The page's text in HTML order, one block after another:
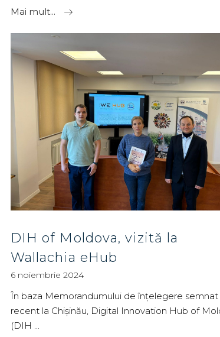
Mai mult...
DIH of Moldova, vizită la
Wallachia eHub
6 noiembrie 2024
În baza Memorandumului de înțelegere semnat
recent la Chișinău, Digital Innovation Hub of
(DIH